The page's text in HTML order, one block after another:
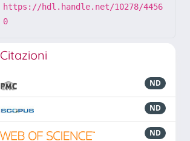
https://hdl.handle.net/10278/4456
0
Citazioni
ND
ND
ND